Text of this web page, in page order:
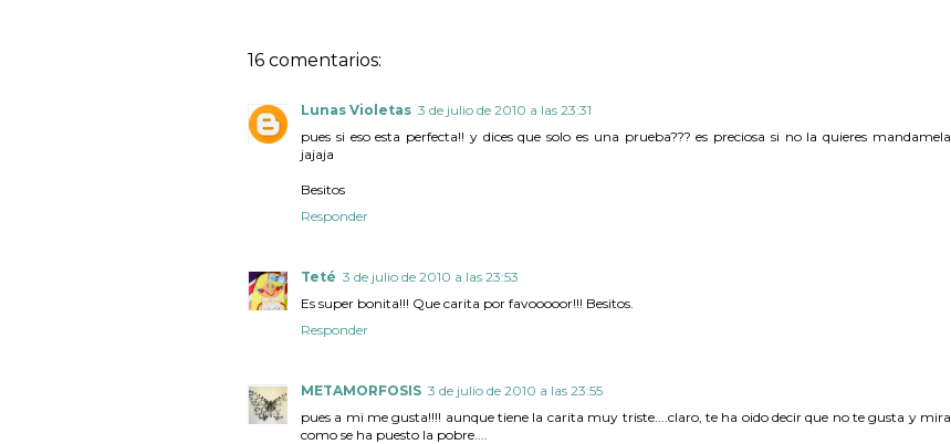
16 comentarios:
Lunas Violetas 3 de julio de 2010 a las 23:31
pues si eso esta perfecta!! y dices que solo es una prueba??? es preciosa si no la quieres mandamela
jajaja
Besitos
Responder
Teté 3 de julio de 2010 a las 23:53
Es super bonita!!! Que carita por favooooor!!! Besitos.
Responder
METAMORFOSIS 3 de julio de 2010 a las 23:55
pues a mi me gusta!!!! aunque tiene la carita muy triste....claro, te ha oido decir que no te gusta y mira
como se ha puesto la pobre....